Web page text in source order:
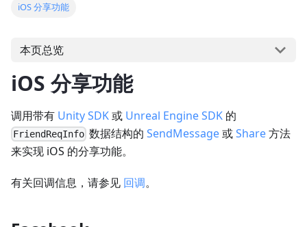
iOS 分享功能
本页总览
iOS 分享功能
调用带有 Unity SDK或 Unreal Engine SDK 的
FriendReqInfo 数据结构的SendMessage或Share方法
来实现 iOS 的分享功能。
有关回调信息，请参见 回调。